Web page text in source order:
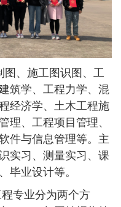
图、施工图识图、工
筑学、工程力学、混
经济学、土木工程施
理、工程项目管理、
件与信息管理等。主
实习、测量实习、课
毕业设计等。
专业分为两个方